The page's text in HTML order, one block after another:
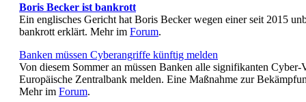
Boris Becker ist bankrott
Ein englisches Gericht hat Boris Becker wegen einer seit 2015
bankrott erklärt. Mehr im Forum.
Banken müssen Cyberangriffe künftig melden
Von diesem Sommer an müssen Banken alle signifikanten Cyber-
Europäische Zentralbank melden. Eine Maßnahme zur
Mehr im Forum.